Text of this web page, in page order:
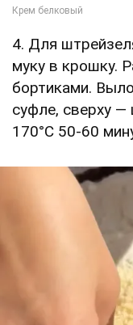
4. Для
муку в крошку.
бортиками.
суфле, сверху —
170°С 50-60